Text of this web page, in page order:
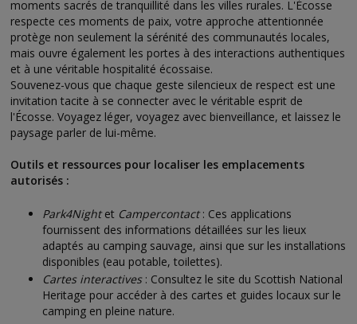
moments sacrés de tranquillité dans les villes rurales. L'Écosse
respecte ces moments de paix, votre approche attentionnée
protège non seulement la sérénité des communautés locales,
mais ouvre également les portes à des interactions authentiques
et à une véritable hospitalité écossaise.
Souvenez-vous que chaque geste silencieux de respect est une
invitation tacite à se connecter avec le véritable esprit de
l'Écosse. Voyagez léger, voyagez avec bienveillance, et laissez le
paysage parler de lui-même.
Outils et ressources pour localiser les emplacements
autorisés :
Park4Nightet Campercontact: Ces applications
fournissent des informations détaillées sur les lieux
adaptés au camping sauvage, ainsi que sur les installations
disponibles (eau potable, toilettes).
Cartes interactives: Consultez le site du Scottish National
Heritage pour accéder à des cartes et guides locaux sur le
camping en pleine nature.